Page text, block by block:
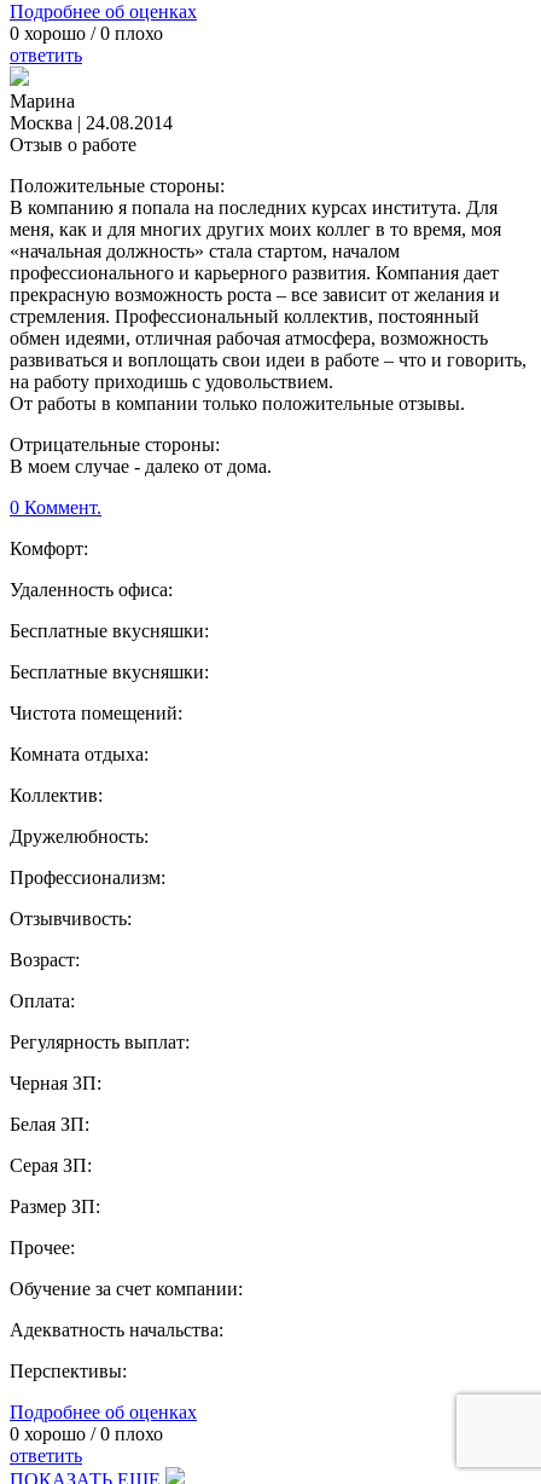
Подробнее об оценках
0 хорошо /0 плохо
ответить
Марина
Москва | 24.08.2014
Отзыв о работе
Положительные стороны:
В компанию я попала на последних курсах института. Для
меня, как и для многих других моих коллег в то время, моя
«начальная должность» стала стартом, началом
профессионального и карьерного развития. Компания дает
прекрасную возможность роста – все зависит от желания и
стремления. Профессиональный коллектив, постоянный
обмен идеями, отличная рабочая атмосфера, возможность
развиваться и воплощать свои идеи в работе – что и говорить,
на работу приходишь с удовольствием.
От работы в компании только положительные отзывы.
Отрицательные стороны:
В моем случае - далеко от дома.
0 Коммент.
Комфорт:
Удаленность офиса:
Бесплатные вкусняшки:
Бесплатные вкусняшки:
Чистота помещений:
Комната отдыха:
Коллектив:
Дружелюбность:
Профессионализм:
Отзывчивость:
Возраст:
Оплата:
Регулярность выплат:
Черная ЗП:
Белая ЗП:
Серая ЗП:
Размер ЗП:
Прочее:
Обучение за счет компании:
Адекватность начальства:
Перспективы:
Подробнее об оценках
0 хорошо /0 плохо
ответить